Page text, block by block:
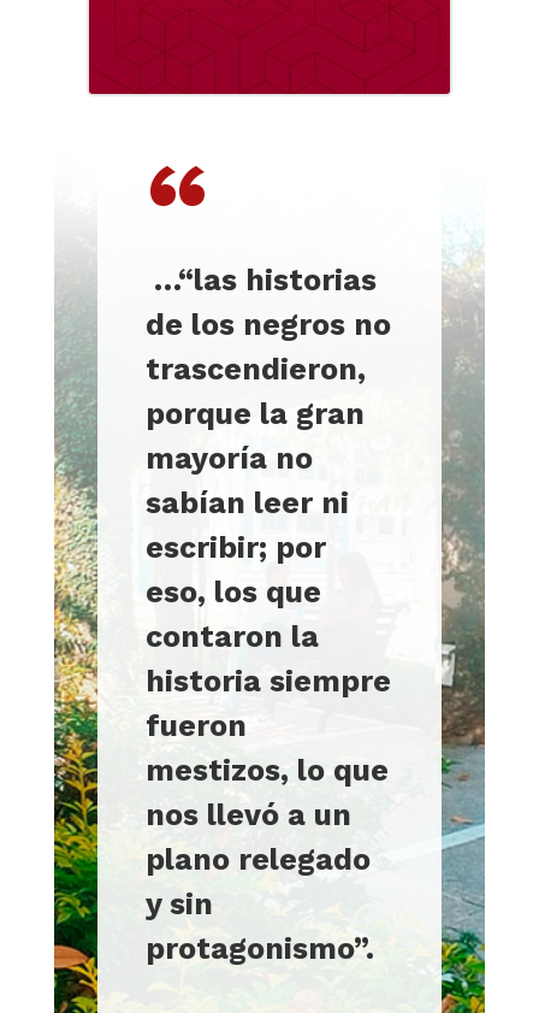
“
…“las historias
de los negros no
trascendieron,
porque la gran
mayoría no
sabían leer ni
escribir; por
eso, los que
contaron la
historia siempre
fueron
mestizos, lo que
nos llevó a un
plano relegado
y sin
protagonismo”.